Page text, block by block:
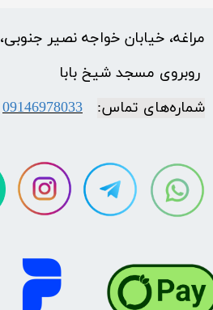
مراغه، خیابان خواجه نصیر جنوبی،
​​​​​​​ روبروی مسجد شیخ بابا
شماره‌‌های تماس:
09146978033